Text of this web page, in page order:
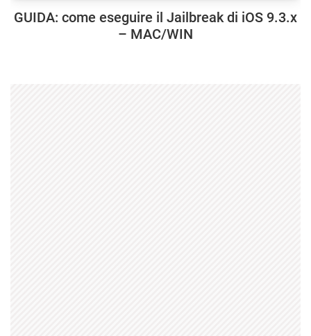
GUIDA: come eseguire il Jailbreak di iOS 9.3.x
– MAC/WIN